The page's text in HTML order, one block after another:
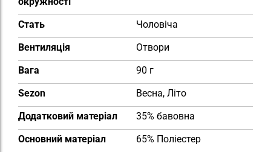
Cтать
Чоловіча
Вентиляція
Отвори
Вага
90 г
Sezon
Весна, Літо
Додатковий матеріал
35% бавовна
Основний матеріал
65% Поліестер